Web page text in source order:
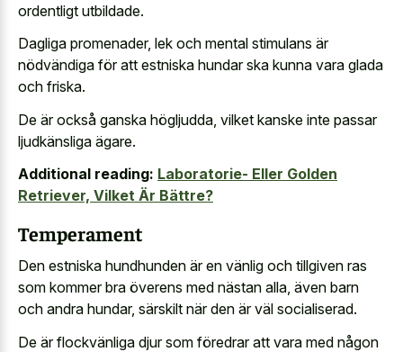
ordentligt utbildade.
Dagliga promenader, lek och mental stimulans är
nödvändiga för att estniska hundar ska kunna vara glada
och friska.
De är också ganska högljudda, vilket kanske inte passar
ljudkänsliga ägare.
Additional reading: Laboratorie- Eller Golden
Retriever, Vilket Är Bättre?
Temperament
Den estniska hundhunden är en vänlig och tillgiven ras
som kommer bra överens med nästan alla, även barn
och andra hundar, särskilt när den är väl socialiserad.
De är flockvänliga djur som föredrar att vara med någon